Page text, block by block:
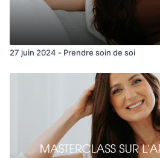
27 juin 2024 - Prendre soin de soi